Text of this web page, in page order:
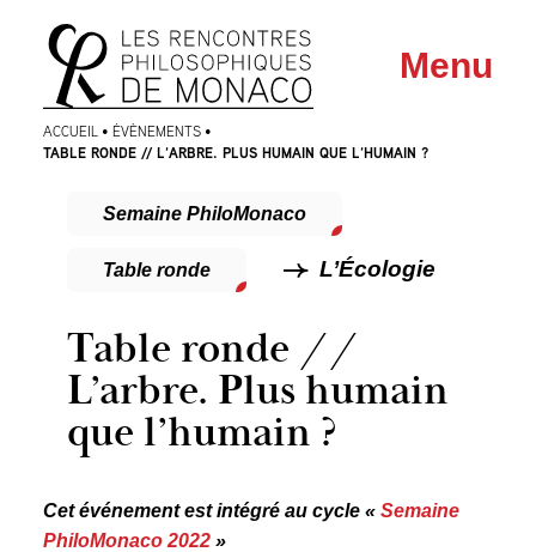
Aller
au
menu
Aller au
contenu
Menu
ACCUEIL • ÉVÈNEMENTS •
TABLE RONDE // L’ARBRE. PLUS HUMAIN QUE L’HUMAIN ?
Semaine PhiloMonaco
Table ronde L’Écologie
Table ronde //
L’arbre. Plus humain
que l’humain ?
Cet événement est intégré au cycle « Semaine
PhiloMonaco 2022 »